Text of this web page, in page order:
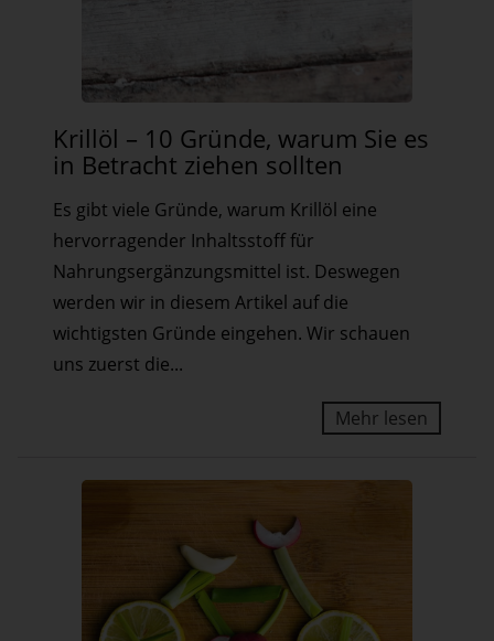
–
10
Gründe,
warum
Sie
es
in
Betracht
Krillöl – 10 Gründe, warum Sie es
in Betracht ziehen sollten
Es gibt viele Gründe, warum Krillöl eine
hervorragender Inhaltsstoff für
Nahrungsergänzungsmittel ist. Deswegen
werden wir in diesem Artikel auf die
wichtigsten Gründe eingehen. Wir schauen
uns zuerst die...
Mehr lesen